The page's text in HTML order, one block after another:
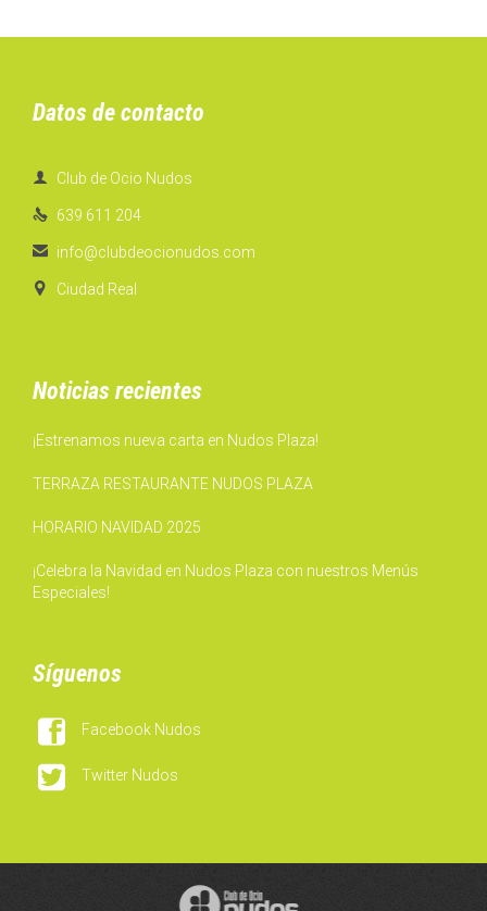
Datos de contacto
 Club de Ocio Nudos
 639 611 204
 info@clubdeocionudos.com
 Ciudad Real
Noticias recientes
¡Estrenamos nueva carta en Nudos Plaza!
TERRAZA RESTAURANTE NUDOS PLAZA
HORARIO NAVIDAD 2025
¡Celebra la Navidad en Nudos Plaza con nuestros Menús
Especiales!
Síguenos
 Facebook Nudos
 Twitter Nudos